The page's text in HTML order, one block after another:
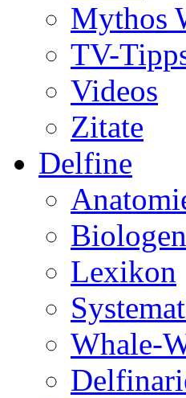
Mythos
TV-
Videos
Zitate
Delfine
Lexikon
Whale-